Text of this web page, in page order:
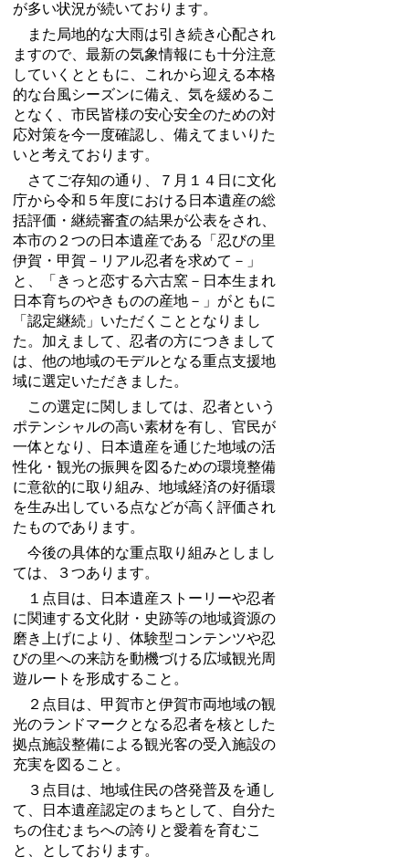
が多い状況が続いております。
また局地的な大雨は引き続き心配され
ますので、最新の気象情報にも十分注意
していくとともに、これから迎える本格
的な台風シーズンに備え、気を緩めるこ
となく、市民皆様の安心安全のための対
応対策を今一度確認し、備えてまいりた
いと考えております。
さてご存知の通り、７月１４日に文化
庁から令和５年度における日本遺産の総
括評価・継続審査の結果が公表をされ、
本市の２つの日本遺産である「忍びの里
伊賀・甲賀－リアル忍者を求めて－」
と、「きっと恋する六古窯－日本生まれ
日本育ちのやきものの産地－」がともに
「認定継続」いただくこととなりまし
た。加えまして、忍者の方につきまして
は、他の地域のモデルとなる重点支援地
域に選定いただきました。
この選定に関しましては、忍者という
ポテンシャルの高い素材を有し、官民が
一体となり、日本遺産を通じた地域の活
性化・観光の振興を図るための環境整備
に意欲的に取り組み、地域経済の好循環
を生み出している点などが高く評価され
たものであります。
今後の具体的な重点取り組みとしまし
ては、３つあります。
１点目は、日本遺産ストーリーや忍者
に関連する文化財・史跡等の地域資源の
磨き上げにより、体験型コンテンツや忍
びの里への来訪を動機づける広域観光周
遊ルートを形成すること。
２点目は、甲賀市と伊賀市両地域の観
光のランドマークとなる忍者を核とした
拠点施設整備による観光客の受入施設の
充実を図ること。
３点目は、地域住民の啓発普及を通し
て、日本遺産認定のまちとして、自分た
ちの住むまちへの誇りと愛着を育むこ
と、としております。